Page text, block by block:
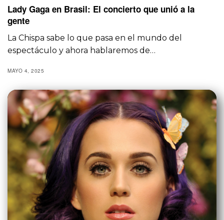
Lady Gaga en Brasil: El concierto que unió a la
gente
La Chispa sabe lo que pasa en el mundo del
espectáculo y ahora hablaremos de…
MAYO 4, 2025